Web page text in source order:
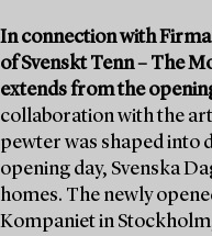
In connection with
of Svenskt Tenn – The
extends from the
collaboration with the
pewter was shaped into
opening day, Svenska
homes. The newly
Kompaniet in